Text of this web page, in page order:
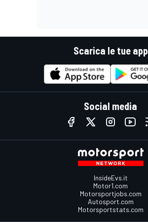
Scarica le tue app
Social media
InsideEvs.it
Motor1.com
Motorsportjobs.com
Autosport.com
Motorsportstats.com